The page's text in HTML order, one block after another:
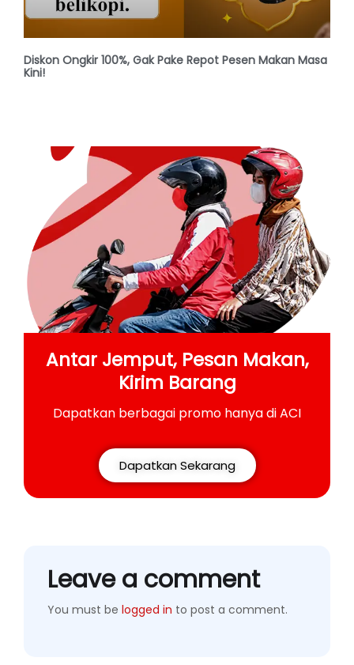
Diskon Ongkir 100%, Gak Pake Repot Pesen Makan Masa
Kini!
Antar Jemput, Pesan Makan,
Kirim Barang
Dapatkan berbagai promo hanya di ACI
Dapatkan Sekarang
Leave a comment
You must be logged in to post a comment.